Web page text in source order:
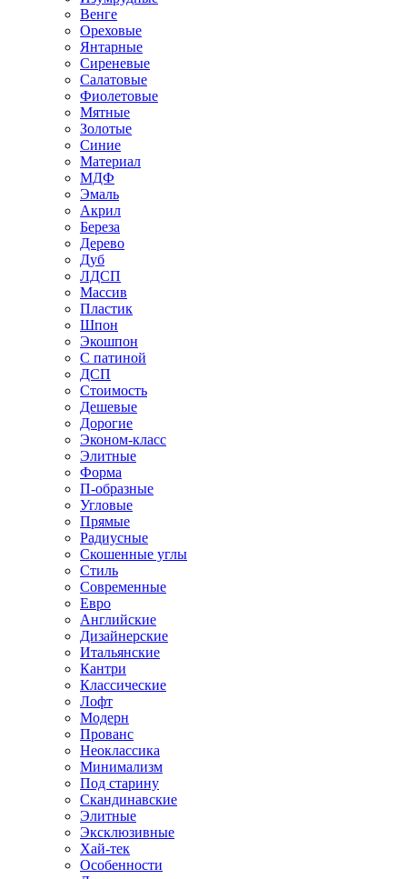
Венге
Ореховые
Янтарные
Сиреневые
Салатовые
Фиолетовые
Мятные
Золотые
Синие
Материал
МДФ
Эмаль
Акрил
Береза
Дерево
Дуб
ЛДСП
Массив
Пластик
Шпон
Экошпон
С патиной
ДСП
Стоимость
Дешевые
Дорогие
Эконом-класс
Элитные
Форма
П-образные
Угловые
Прямые
Радиусные
Скошенные углы
Стиль
Современные
Евро
Английские
Дизайнерские
Итальянские
Кантри
Классические
Лофт
Модерн
Прованс
Неоклассика
Минимализм
Под старину
Скандинавские
Элитные
Эксклюзивные
Хай-тек
Особенности